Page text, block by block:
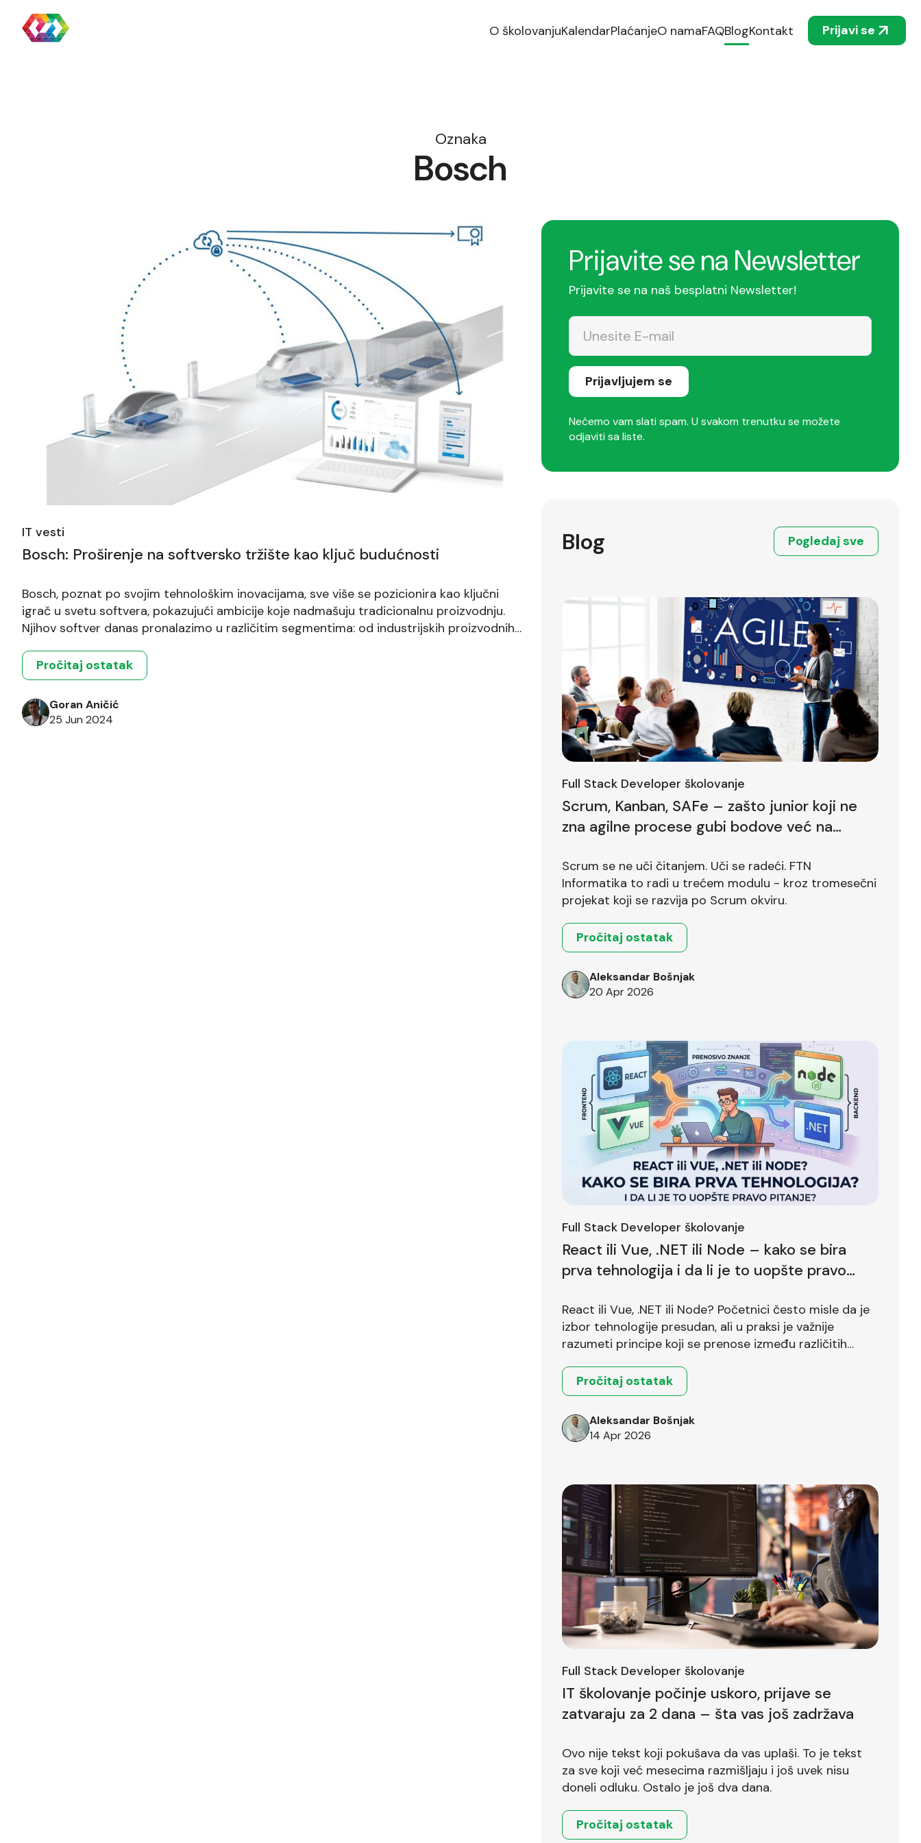
O školovanjuKalendarPlaćanjeO namaFAQBlogKontakt Prijavi se
Oznaka
Bosch
IT vesti
Bosch: Proširenje na softversko tržište kao ključ budućnosti
Bosch, poznat po svojim tehnološkim inovacijama, sve više se pozicionira kao ključni
igrač u svetu softvera, pokazujući ambicije koje nadmašuju tradicionalnu proizvodnju.
Njihov softver danas pronalazimo u različitim segmentima: od industrijskih proizvodnih
diversifikacija pokazuje kako softver postaje neodvojiv deo modernih tehnoloških
rešenja. Na Bosch Tech […]
Pročitaj ostatak
Goran Aničić
25 Jun 2024
Prijavite se na Newsletter
Prijavite se na naš besplatni Newsletter!
Prijavljujem se
Nećemo vam slati spam. U svakom trenutku se možete
odjaviti sa liste.
Blog Pogledaj sve
Full Stack Developer školovanje
Scrum, Kanban, SAFe – zašto junior koji ne
zna agilne procese gubi bodove već na
Scrum se ne uči čitanjem. Uči se radeći. FTN
Informatika to radi u trećem modulu - kroz tromesečni
projekat koji se razvija po Scrum okviru.
Pročitaj ostatak
Aleksandar Bošnjak
20 Apr 2026
Full Stack Developer školovanje
React ili Vue, .NET ili Node – kako se bira
prva tehnologija i da li je to uopšte pravo
React ili Vue, .NET ili Node? Početnici često misle da je
izbor tehnologije presudan, ali u praksi je važnije
razumeti principe koji se prenose između različitih
Pročitaj ostatak
Aleksandar Bošnjak
14 Apr 2026
Full Stack Developer školovanje
IT školovanje počinje uskoro, prijave se
zatvaraju za 2 dana – šta vas još zadržava
Ovo nije tekst koji pokušava da vas uplaši. To je tekst
za sve koji već mesecima razmišljaju i još uvek nisu
doneli odluku. Ostalo je još dva dana.
Pročitaj ostatak